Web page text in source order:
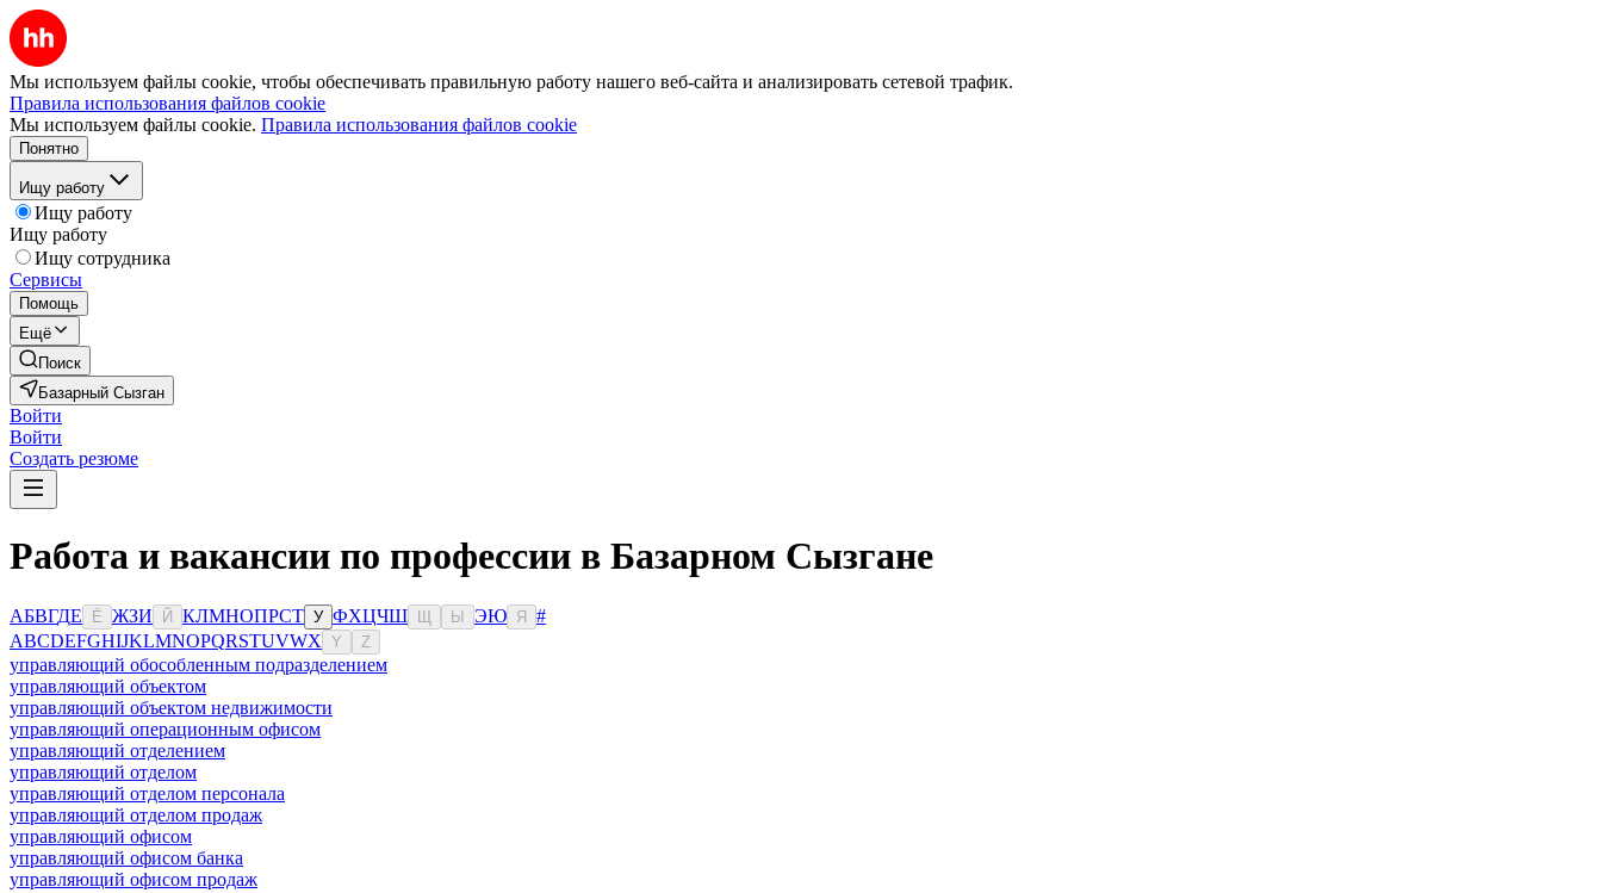
Мы используем файлы cookie, чтобы обеспечивать правильную работу нашего веб-сайта и анализировать сетевой трафик.
Правила использования файлов cookie
Мы используем файлы cookie. Правила использования файлов cookie
Понятно
Ищу работу
Ищу работу
Ищу работу
Ищу сотрудника
Сервисы
Помощь
Ещё
Поиск
Базарный Сызган
Войти
Войти
Создать резюме
Работа и вакансии по профессии в Базарном Сызгане
АБВГДЕ Ё ЖЗИ Й КЛМНОПРСТ У ФХЦЧШ Ы ЭЮ Я
#
ABCDEFGHIJKLMNOPQRSTUVWX Y Z
управляющий обособленным подразделением
управляющий объектом
управляющий объектом недвижимости
управляющий операционным офисом
управляющий отделением
управляющий отделом
управляющий отделом персонала
управляющий отделом продаж
управляющий офисом
управляющий офисом банка
управляющий офисом продаж